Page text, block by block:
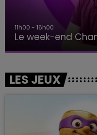
16h00 - 20h00
Le Week-end
LES JEUX